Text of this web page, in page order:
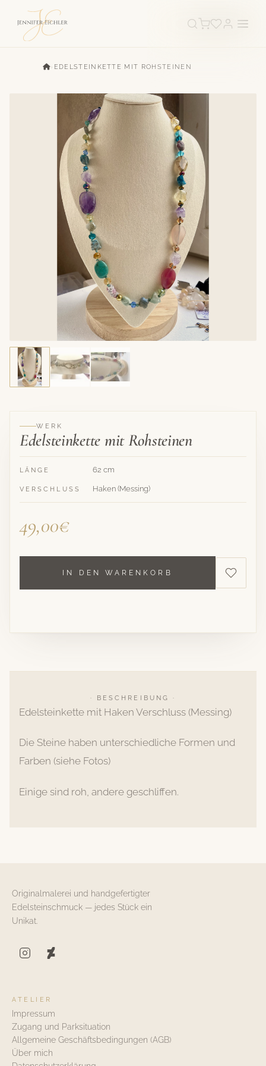
› EDELSTEINKETTE MIT ROHSTEINEN
WERK
Edelsteinkette mit Rohsteinen
LÄNGE 62 cm
VERSCHLUSS Haken (Messing)
49,00€
IN DEN WARENKORB
· BESCHREIBUNG ·
Edelsteinkette mit Haken Verschluss (Messing)
Die Steine haben unterschiedliche Formen und
Farben (siehe Fotos)
Einige sind roh, andere geschliffen.
Originalmalerei und handgefertigter
Edelsteinschmuck — jedes Stück ein
Unikat.
ATELIER
Impressum
Zugang und Parksituation
Allgemeine Geschäftsbedingungen (AGB)
Über mich